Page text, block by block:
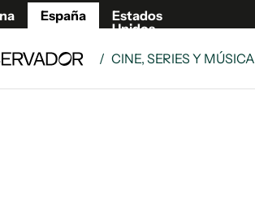
España
Estados
Unidos
/ CINE, SERIES Y MÚSICA